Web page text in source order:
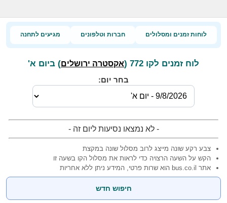
לוחות זמנים ומסלולים חברות וטלפונים מגיעים לתחנה
לוח זמנים לקו 772 ( אקסטרה ירושלים) ביום א'
בחר יום:
- לא נמצאו נסיעות ליום זה -
צבע רקע שונה מייצג לרוב מסלול שונה במקצת
הקש על השעה הרצויה כדי לראות את מסלול הקו בשעה זו
אתר bus.co.il הוא שרות פרטי, המידע ניתן ללא אחריות
חיפוש חדש